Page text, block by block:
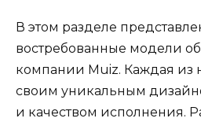
В этом разделе
востребованные модели
компании Muiz. Каждая из
своим уникальным
и качеством исполнения.